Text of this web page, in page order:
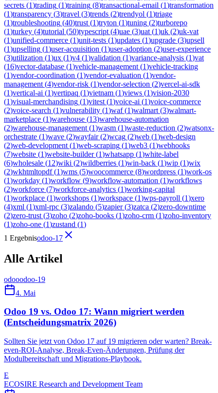
secrets (1)trading (1)training (8)transactional-email (1)transformation
(1)transparency (3)travel (3)trends (2)trendyol (1)triage
(1)troubleshooting (40)trust (1)tryton (1)tuning (2)turborepo
(1)turkey (4)tutorial (50)typescript (4)uae (3)uat (1)uk (2)uk-vat
(1)unified-commerce (1)unit-tests (1)updates (1)upgrade (3)upsell
(1)upselling (1)user-acquisition (1)user-adoption (2)user-experience
(3)utilization (1)ux (1)v4 (1)validation (1)variance-analysis (1)vat
(16)vector-database (1)vehicle-management (1)vehicle-tracking
(1)vendor-coordination (1)vendor-evaluation (1)vendor-
management (4)vendor-risk (1)vendor-selection (2)vercel-ai-sdk
(1)vertical-ai (1)vertipaq (1)vietnam (1)views (1)vision-2030
(1)visual-merchandising (1)vitest (1)voice-ai (1)voice-commerce
(2)voice-search (1)vulnerability (1)waf(1)walmart (3)walmart-
marketplace (1)warehouse (13)warehouse-automation
(2)warehouse-management (1)wasm (1)waste-reduction (2)watsonx-
orchestrate (1)wave (2)wayfair(2)wcag (2)web (1)web-design
(2)web-development (1)web-scraping (1)web3 (1)webhooks
(7)website (1)website-builder(1)whatsapp (1)white-label
(6)wholesale (12)wiki (2)wildberries (1)win-back (1)wip (1)wix
(2)wkhtmltopdf(1)wms (5)woocommerce (8)wordpress (1)work-os
(1)workday (1)workflow (9)workflow-automation (1)workflows
(2)workforce (7)workforce-analytics (1)working-capital
(1)workplace (1)workshops (1)workspace (1)wps-payroll (1)xero
(4)xml (1)xml-rpc (3)zalando (5)zapier(3)zatca (2)zero-downtime
(2)zero-trust (3)zoho (2)zoho-books (1)zoho-crm (1)zoho-inventory
(1)zoho-one (1)zustand (1)
1 Ergebnisodoo-17
Alle Artikel
odooodoo-19
4. Mai
Odoo 19 vs. Odoo 17: Wann migriert werden
(Entscheidungsmatrix 2026)
Sollten Sie jetzt von Odoo 17 auf 19 migrieren oder warten? Break-
even-ROI-Analyse, Break-Even-Änderungen, Prüfung der
Modulbereitschaft und Migrations-Playbook.
E
ECOSIRE Research and Development Team